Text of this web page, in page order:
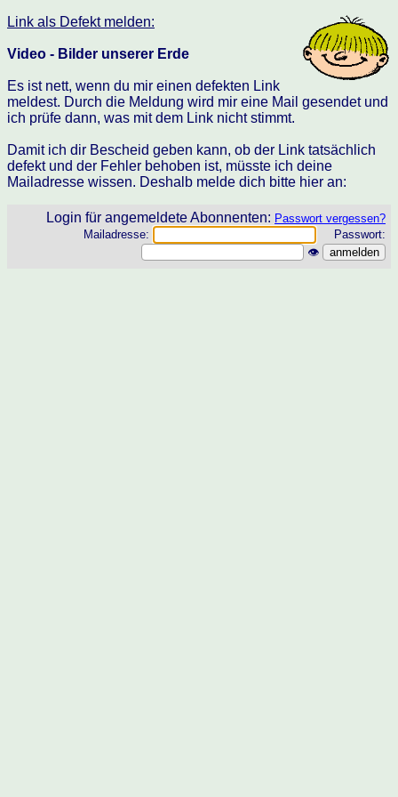
Link als Defekt melden:
Video - Bilder unserer Erde
Es ist nett, wenn du mir einen defekten Link
meldest. Durch die Meldung wird mir eine Mail gesendet und
ich prüfe dann, was mit dem Link nicht stimmt.
Damit ich dir Bescheid geben kann, ob der Link tatsächlich
defekt und der Fehler behoben ist, müsste ich deine
Mailadresse wissen. Deshalb melde dich bitte hier an:
Login für angemeldete Abonnenten: Passwort vergessen?
Mailadresse:
Passwort:
👁